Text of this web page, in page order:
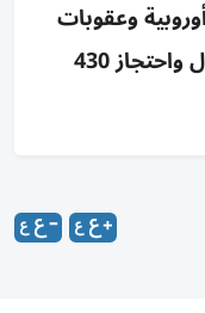
وعقوبات
محتملة بعد اعتراض الأسطول واحتجاز 430